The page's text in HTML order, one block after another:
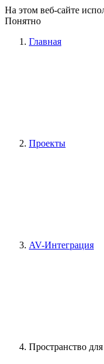
На этом веб-сайте
Понятно
Главная
Проекты
AV-Интеграция
Пространство